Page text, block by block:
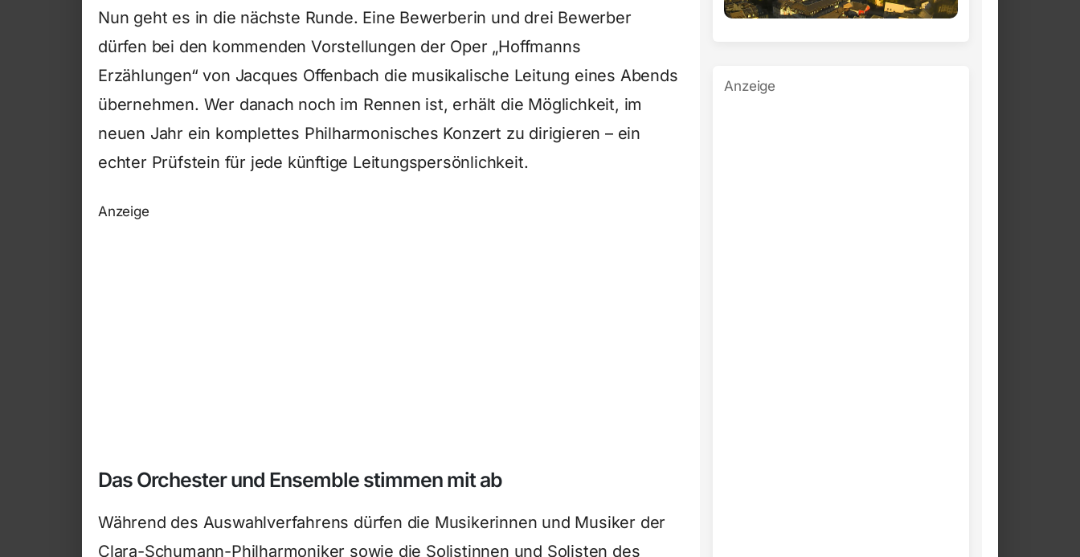
Nun geht es in die nächste Runde. Eine Bewerberin und drei Bewerber
dürfen bei den kommenden Vorstellungen der Oper „Hoffmanns
Erzählungen“ von Jacques Offenbach die musikalische Leitung eines Abends
übernehmen. Wer danach noch im Rennen ist, erhält die Möglichkeit, im
neuen Jahr ein komplettes Philharmonisches Konzert zu dirigieren – ein
echter Prüfstein für jede künftige Leitungspersönlichkeit.
Anzeige
Das Orchester und Ensemble stimmen mit ab
Während des Auswahlverfahrens dürfen die Musikerinnen und Musiker der
Clara-Schumann-Philharmoniker sowie die Solistinnen und Solisten des
Anzeige